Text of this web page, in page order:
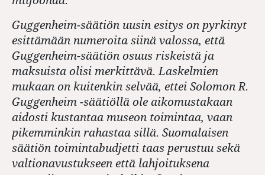
Guggenheim-säätiön uusin esitys on pyrkinyt
esittämään numeroita siinä valossa, että
Guggenheim-säätiön osuus riskeistä ja
maksuista olisi merkittävä. Laskelmien
mukaan on kuitenkin selvää, ettei Solomon R.
Guggenheim -säätiöllä ole aikomustakaan
aidosti kustantaa museon toimintaa, vaan
pikemminkin rahastaa sillä. Suomalaisen
säätiön toimintabudjetti taas perustuu sekä
valtionavustukseen että lahjoituksena